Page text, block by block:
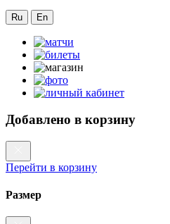
Ru En
Добавлено в корзину
Перейти в корзину
Размер